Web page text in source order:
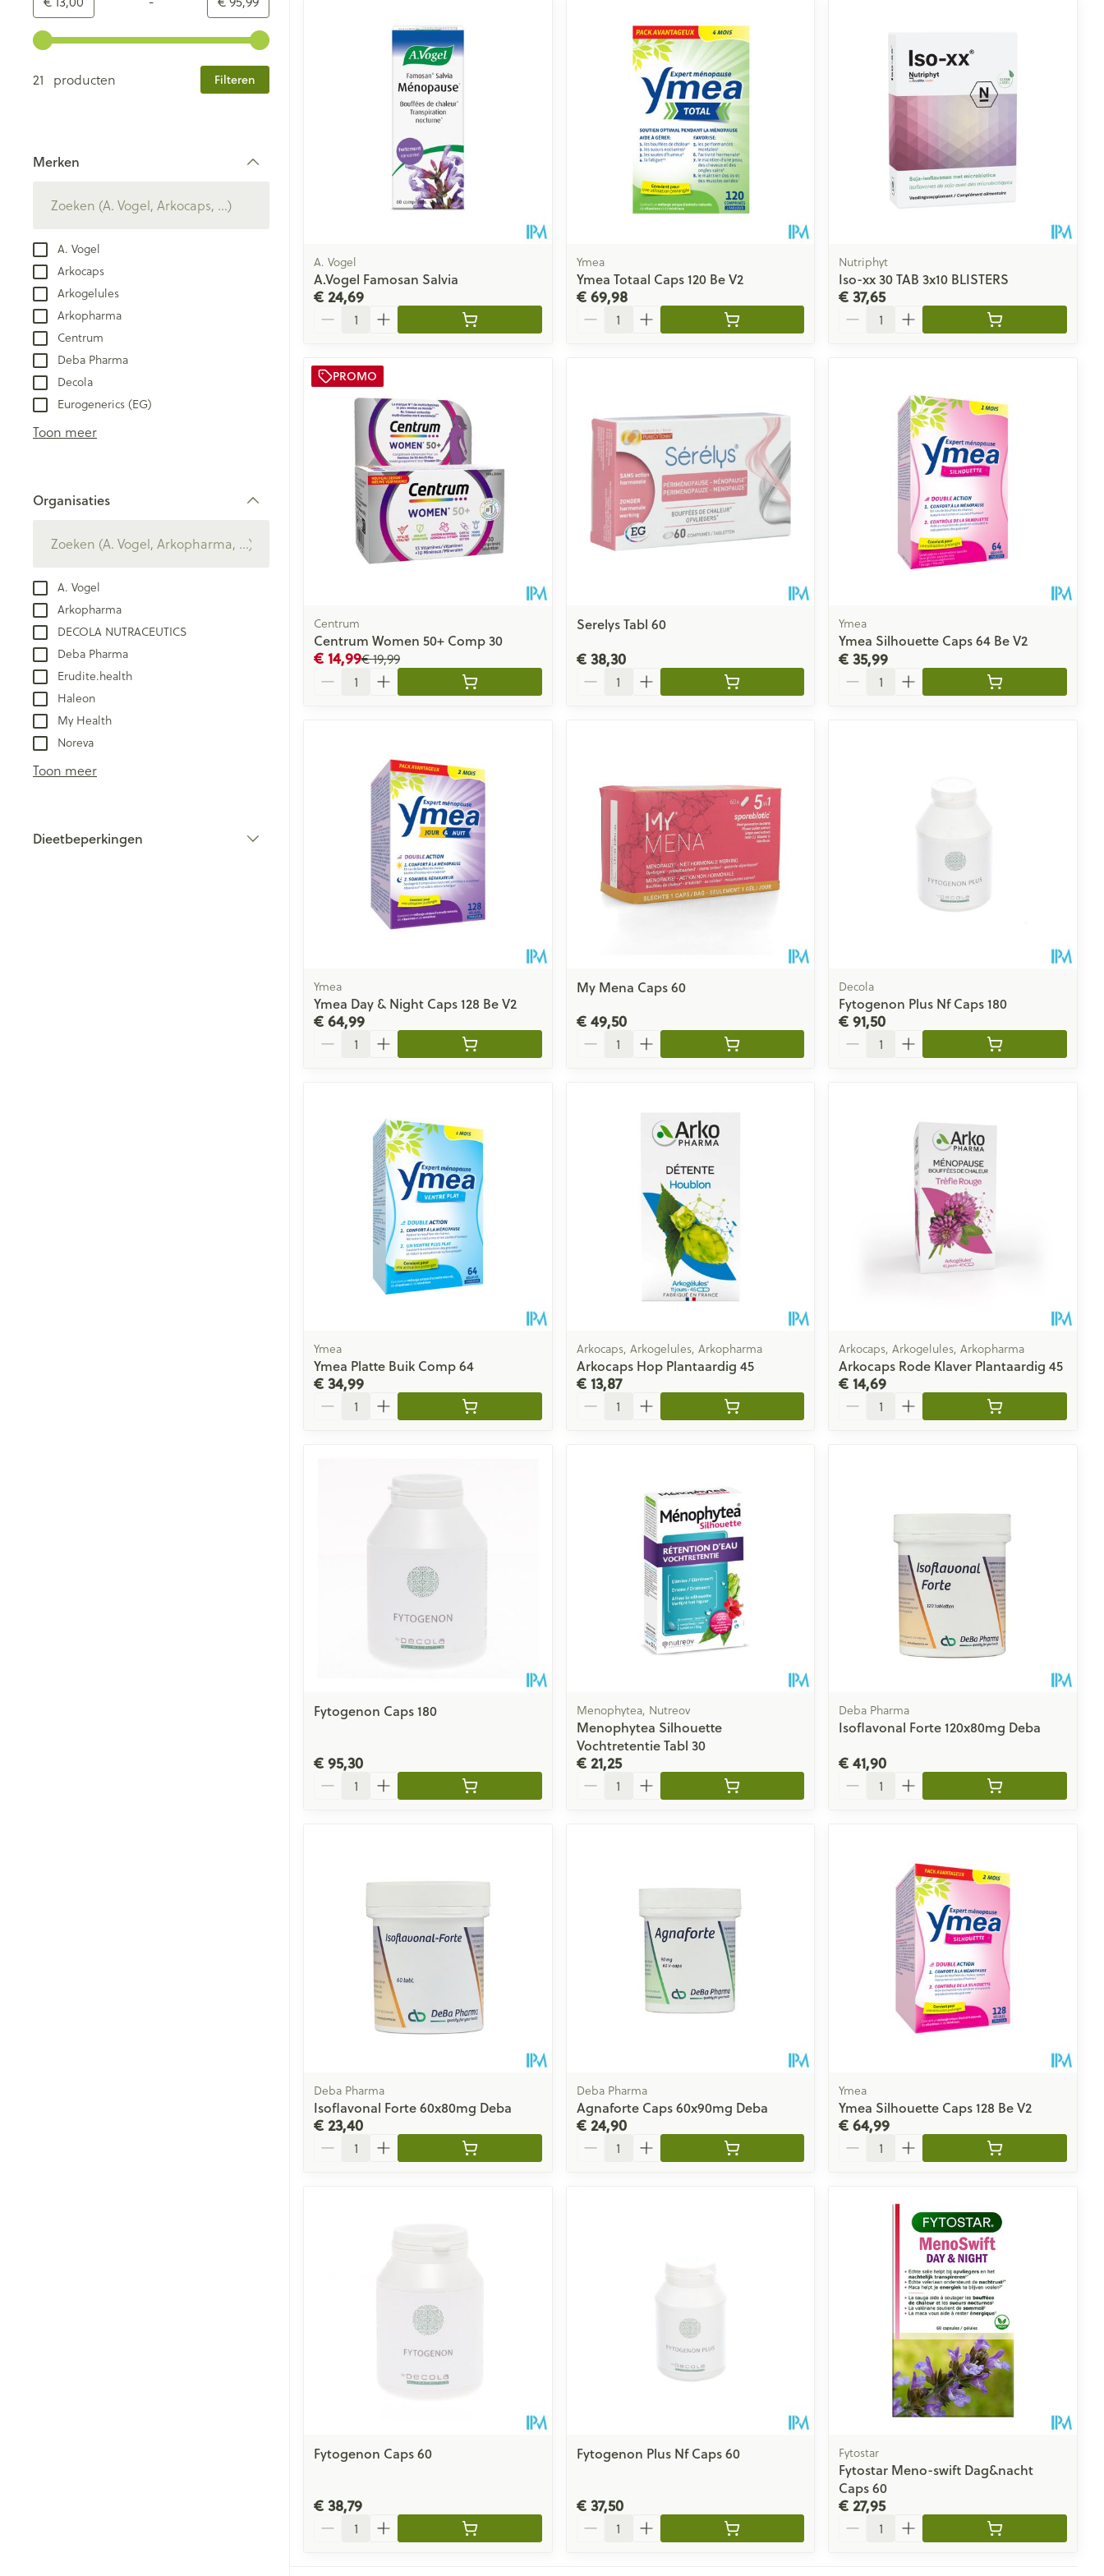
Gebruik de pijltjestoetsen links en rechts om de minimale en maximale prijswaarden aan te passen.
21 producten
Filteren
Merken
A. Vogel
Arkocaps
Arkogelules
Arkopharma
Centrum
Deba Pharma
Decola
Eurogenerics (EG)
Toon meer
Organisaties
A. Vogel
Arkopharma
DECOLA NUTRACEUTICS
Deba Pharma
Erudite.health
Haleon
My Health
Noreva
Toon meer
Dieetbeperkingen
A. Vogel
A.Vogel Famosan Salvia
€ 24,69
Ymea
Ymea Totaal Caps 120 Be V2
€ 69,98
Nutriphyt
Iso-xx 30 TAB 3x10 BLISTERS
€ 37,65
PROMO
Centrum
Centrum Women 50+ Comp 30
€ 19,99
€ 14,99
Serelys Tabl 60
€ 38,30
Ymea
Ymea Silhouette Caps 64 Be V2
€ 35,99
Ymea
Ymea Day & Night Caps 128 Be V2
€ 64,99
My Mena Caps 60
€ 49,50
Decola
Fytogenon Plus Nf Caps 180
€ 91,50
Ymea
Ymea Platte Buik Comp 64
€ 34,99
Arkocaps, Arkogelules, Arkopharma
Arkocaps Hop Plantaardig 45
€ 13,87
Arkocaps, Arkogelules, Arkopharma
Arkocaps Rode Klaver Plantaardig 45
€ 14,69
Fytogenon Caps 180
€ 95,30
Menophytea, Nutreov
Menophytea Silhouette
Vochtretentie Tabl 30
€ 21,25
Deba Pharma
Isoflavonal Forte 120x80mg Deba
€ 41,90
Deba Pharma
Isoflavonal Forte 60x80mg Deba
€ 23,40
Deba Pharma
Agnaforte Caps 60x90mg Deba
€ 24,90
Ymea
Ymea Silhouette Caps 128 Be V2
€ 64,99
Fytogenon Caps 60
€ 38,79
Fytogenon Plus Nf Caps 60
€ 37,50
Fytostar
Fytostar Meno-swift Dag&nacht
Caps 60
€ 27,95